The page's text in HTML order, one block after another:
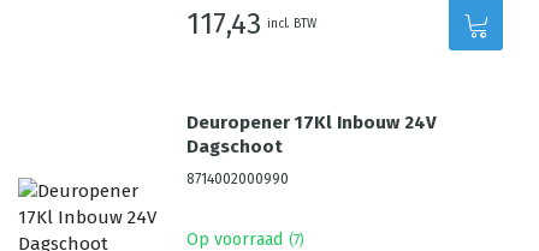
117,43 incl. BTW
Deuropener 17Kl Inbouw 24V
Dagschoot
8714002000990
Op voorraad (7)